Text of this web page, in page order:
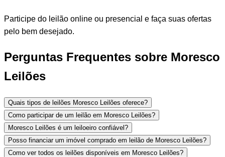
Participe do leilão online ou presencial e faça suas ofertas
pelo bem desejado.
Perguntas Frequentes sobre Moresco
Leilões
Quais tipos de leilões Moresco Leilões oferece?
Como participar de um leilão em Moresco Leilões?
Moresco Leilões é um leiloeiro confiável?
Posso financiar um imóvel comprado em leilão de Moresco Leilões?
Como ver todos os leilões disponíveis em Moresco Leilões?